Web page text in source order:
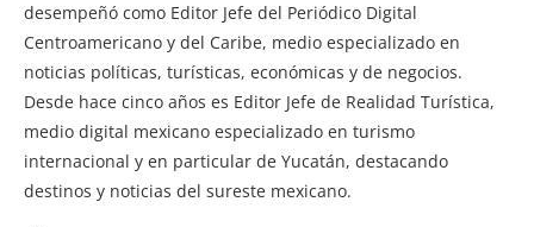
desempeñó como Editor Jefe del Periódico Digital
Centroamericano y del Caribe, medio especializado en
noticias políticas, turísticas, económicas y de negocios.
Desde hace cinco años es Editor Jefe de Realidad Turística,
medio digital mexicano especializado en turismo
internacional y en particular de Yucatán, destacando
destinos y noticias del sureste mexicano.